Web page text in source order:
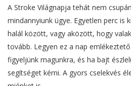
A Stroke Világnapja tehát nem
mindannyiunk ügye. Egyetlen perc is
halál között, vagy aközött, hogy
tovább. Legyen ez a nap
figyeljünk magunkra, és ha bajt
segítséget kérni. A gyors cselekvés